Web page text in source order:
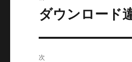
稿
前
投
稿:
ダウンロード
次